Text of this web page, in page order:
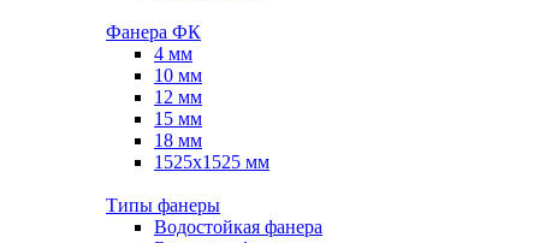
Фанера ФК
4 мм
10 мм
12 мм
15 мм
18 мм
1525х1525 мм
Типы фанеры
Водостойкая фанера